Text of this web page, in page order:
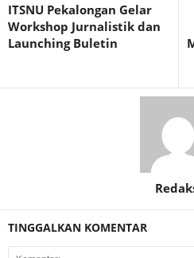
ITSNU Pekalongan Gelar
Workshop Jurnalistik dan
Launching Buletin
TINGGALKAN KOMENTAR